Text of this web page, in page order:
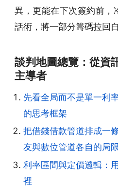
異，更能在下次簽約前，
話術，將一部分籌碼拉回
談判地圖總覽：從資
主導者
先看全局而不是單一利
的思考框架
把借錢借款管道排成一
友與數位管道各自的局限
利率區間與定價邏輯：
裡